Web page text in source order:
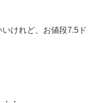
けれど、お値段7.5ド